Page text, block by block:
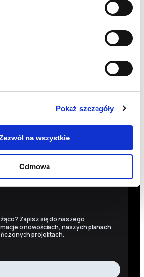
Pokaż szczegóły
na wszystkie
Odmowa
22
0000 5228 6800 1001
KONTA WIĘCEJ
Zapisz się do naszego
o nowościach, naszych planach,
projektach.